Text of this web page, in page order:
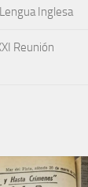
Inglesa
Reunión